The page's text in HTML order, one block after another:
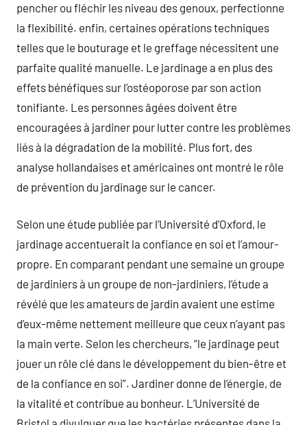
pencher ou fléchir les niveau des genoux, perfectionne
la flexibilité. enfin, certaines opérations techniques
telles que le bouturage et le greffage nécessitent une
parfaite qualité manuelle. Le jardinage a en plus des
effets bénéfiques sur l’ostéoporose par son action
tonifiante. Les personnes âgées doivent être
encouragées à jardiner pour lutter contre les problèmes
liés à la dégradation de la mobilité. Plus fort, des
analyse hollandaises et américaines ont montré le rôle
de prévention du jardinage sur le cancer.
Selon une étude publiée par l’Université d’Oxford, le
jardinage accentuerait la confiance en soi et l’amour-
propre. En comparant pendant une semaine un groupe
de jardiniers à un groupe de non-jardiniers, l’étude a
révélé que les amateurs de jardin avaient une estime
d’eux-même nettement meilleure que ceux n’ayant pas
la main verte. Selon les chercheurs, “le jardinage peut
jouer un rôle clé dans le développement du bien-être et
de la confiance en soi”. Jardiner donne de l’énergie, de
la vitalité et contribue au bonheur. L’Université de